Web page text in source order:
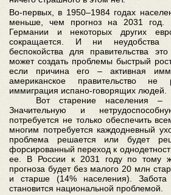
Во-первых, в 1950–1984 годах
меньше, чем прогноз на 2031 год.
Германии и некоторых других
сокращается. И ни неудобства
беспокойства для правительства
может создать проблемы быстрый
если причина его – активная
американское правительство не
иммиграция испано-говорящих людей.
Вот старение населения –
Значительную и
потребуется не только обеспечить
многим потребуется каждодневный
проблема решается или будет
форсированный переход к
ее. В России к 2031 году по тому
прогноза будет без малого 20 млн
и старше (14% населения).
становится национальной проблемой.